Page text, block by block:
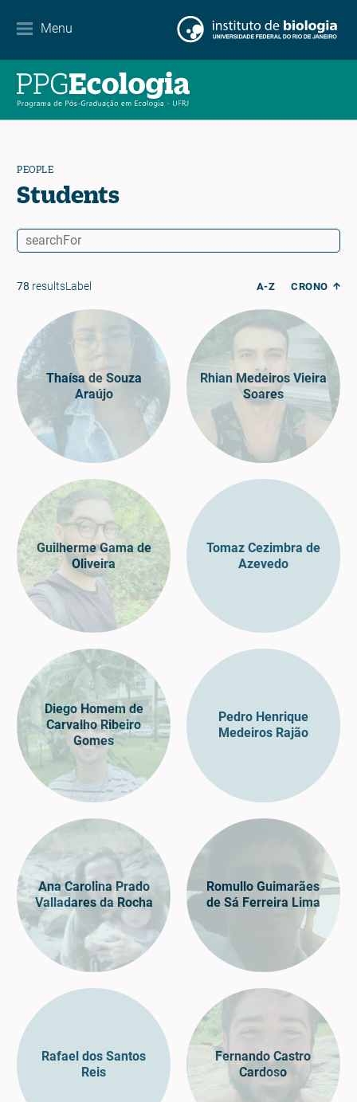
Menu
Contact
PEOPLE
Students
78 resultsLabel A-Z CRONO
Thaísa de Souza
Araújo
Rhian Medeiros Vieira
Soares
Guilherme Gama de
Oliveira
Tomaz Cezimbra de
Azevedo
Diego Homem de
Carvalho Ribeiro
Gomes
Pedro Henrique
Medeiros Rajão
Ana Carolina Prado
Valladares da Rocha
Romullo Guimarães
de Sá Ferreira Lima
Rafael dos Santos
Reis
Fernando Castro
Cardoso